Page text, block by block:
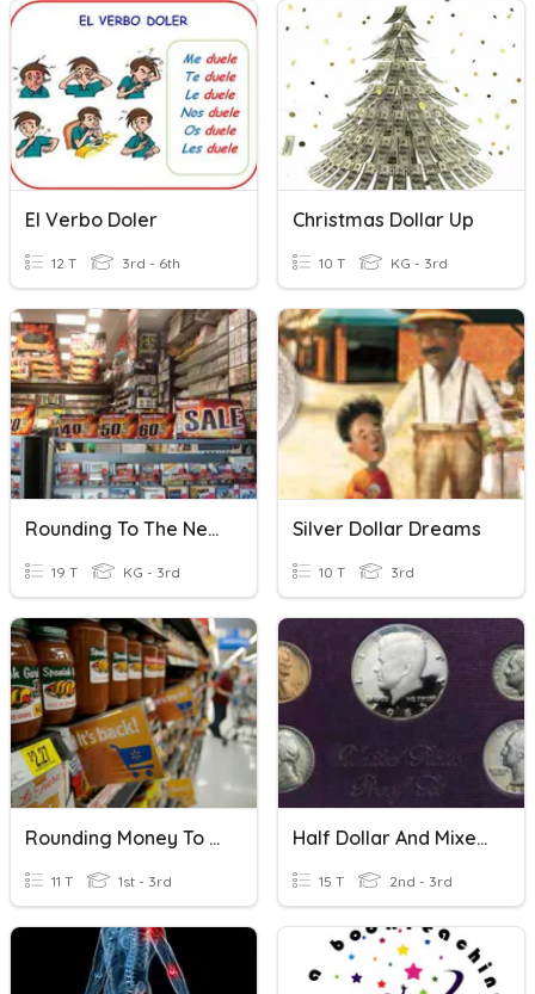
El Verbo Doler
12 T 3rd - 6th
Christmas Dollar Up
10 T KG - 3rd
Rounding To The Nearest Dollar
19 T KG - 3rd
Silver Dollar Dreams
10 T 3rd
Rounding Money To The Nearest Dollar
11 T 1st - 3rd
Half Dollar And Mixed Coins
15 T 2nd - 3rd